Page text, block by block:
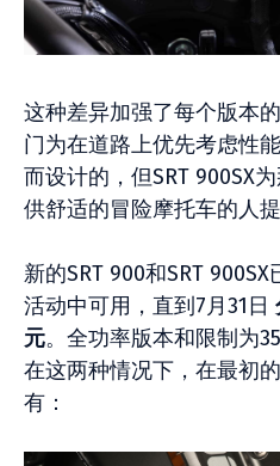
这种差异加强了每个版本
门为在道路上优先考虑性
而设计的，但SRT 900SX
供舒适的冒险摩托车的人
新的SRT 900和SRT
活动中可用，直到7月31日
元。全功率版本和限制为
在这两种情况下，在最初
有：